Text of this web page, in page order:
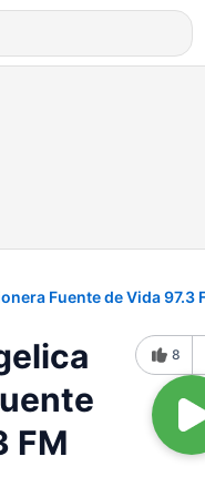
Fuente de Vida 97.3
FM
8